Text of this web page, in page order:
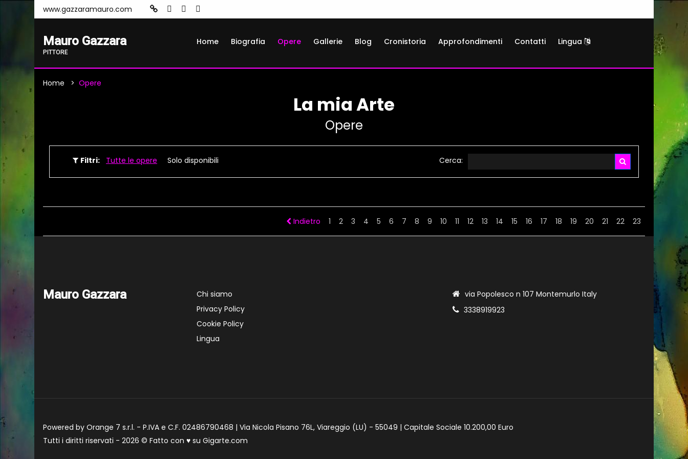
www.gazzaramauro.com
Mauro Gazzara
PITTORE
Home Biografia Opere Gallerie Blog Cronistoria Approfondimenti Contatti Lingua
Home Opere
La mia Arte
Opere
Filtri: Tutte le opere Solo disponibili Cerca:
Indietro 1 2 3 4 5 6 7 8 9 10 11 12 13 14 15 16 17 18 19 20 21 22 23
Mauro Gazzara
Chi siamo
Privacy Policy
Cookie Policy
Lingua
via Popolesco n 107 Montemurlo Italy
3338919923
Powered by Orange 7 s.r.l. - P.IVA e C.F. 02486790468 | Via Nicola Pisano 76L, Viareggio (LU) - 55049 | Capitale Sociale 10.200,00 Euro
Tutti i diritti riservati - 2026 © Fatto con ♥ su Gigarte.com